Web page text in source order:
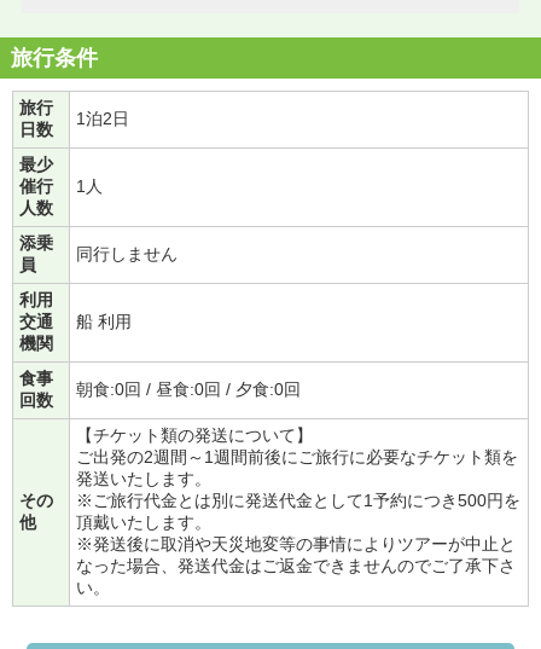
旅行条件
旅行
日数
1泊2日
最少
催行
人数
1人
添乗
員
同行しません
利用
交通
機関
船 利用
食事
回数
朝食:0回 / 昼食:0回 / 夕食:0回
その
他
【チケット類の発送について】
ご出発の2週間～1週間前後にご旅行に必要なチケット類を
発送いたします。
※ご旅行代金とは別に発送代金として1予約につき500円を
頂戴いたします。
※発送後に取消や天災地変等の事情によりツアーが中止と
なった場合、発送代金はご返金できませんのでご了承下さ
い。